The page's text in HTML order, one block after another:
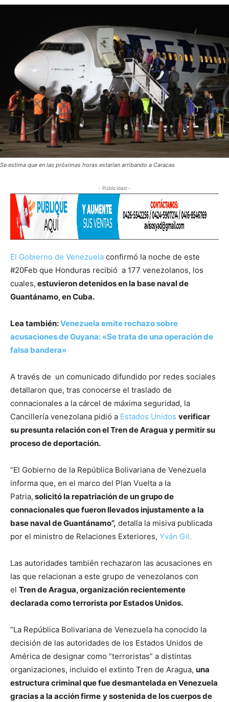
Se estima que en las próximas horas estarían arribando a Caracas
- Publicidad -
El Gobierno de Venezuela confirmó la noche de este
#20Feb que Honduras recibió a 177 venezolanos, los
cuales, estuvieron detenidos en la base naval de
Guantánamo, en Cuba.
Lea también:Venezuela emite rechazo sobre
acusaciones de Guyana: «Se trata de una operación de
falsa bandera»
A través de un comunicado difundido por redes sociales
detallaron que, tras conocerse el traslado de
connacionales a la cárcel de máxima seguridad, la
Cancillería venezolana pidió a Estados Unidos verificar
su presunta relación con el Tren de Aragua y permitir su
proceso de deportación.
“El Gobierno de la República Bolivariana de Venezuela
informa que, en el marco del Plan Vuelta a la
Patria, solicitó la repatriación de un grupo de
connacionales que fueron llevados injustamente a la
base naval de Guantánamo”, detalla la misiva publicada
por el ministro de Relaciones Exteriores, Yván Gil.
Las autoridades también rechazaron las acusaciones en
las que relacionan a este grupo de venezolanos con
el Tren de Aragua, organización recientemente
declarada como terrorista por Estados Unidos.
“La República Bolivariana de Venezuela ha conocido la
decisión de las autoridades de los Estados Unidos de
América de designar como “terroristas” a distintas
organizaciones, incluido el extinto Tren de Aragua, una
estructura criminal que fue desmantelada en Venezuela
gracias a la acción firme y sostenida de los cuerpos de